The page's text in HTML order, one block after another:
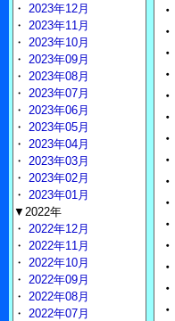
・
・
・
・
・
・
・
・
・
・
・
・
・
・
・
・ 2023年12月
・ 2023年11月
・ 2023年10月
・ 2023年09月
・ 2023年08月
・ 2023年07月
・ 2023年06月
・ 2023年05月
・ 2023年04月
・ 2023年03月
・ 2023年02月
・ 2023年01月
▼2022年
・ 2022年12月
・ 2022年11月
・ 2022年10月
・ 2022年09月
・ 2022年08月
・ 2022年07月